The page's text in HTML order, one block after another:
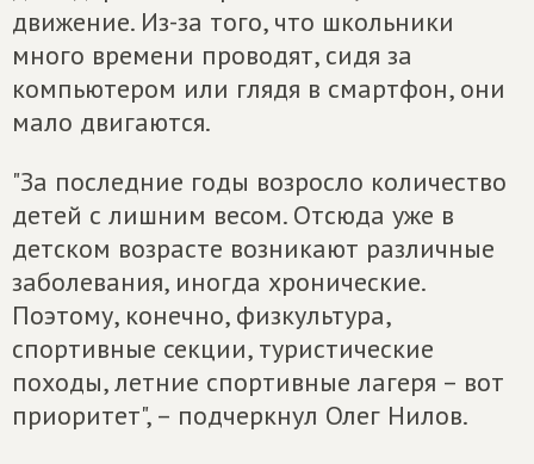
движение. Из-за того, что школьники
много времени проводят, сидя за
компьютером или глядя в смартфон, они
мало двигаются.
"За последние годы возросло количество
детей с лишним весом. Отсюда уже в
детском возрасте возникают различные
заболевания, иногда хронические.
Поэтому, конечно, физкультура,
спортивные секции, туристические
походы, летние спортивные лагеря – вот
приоритет", – подчеркнул Олег Нилов.